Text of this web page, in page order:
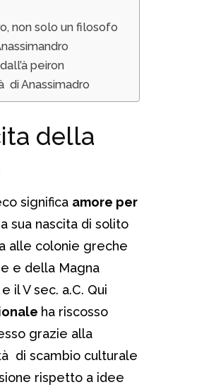
non solo un filosofo
peiron
di Anassimadro
della
significa amore per
sua nascita di solito
alle colonie greche
e della Magna
il V sec. a.C. Qui
ha riscosso
grazie alla
di scambio culturale
rispetto a idee